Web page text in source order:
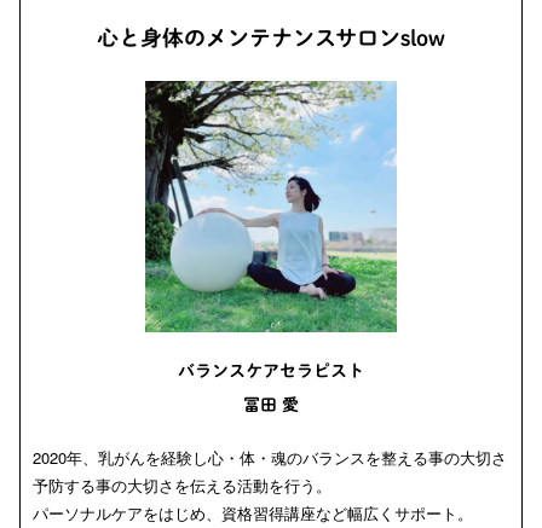
心と身体のメンテナンスサロンslow
バランスケアセラピスト
冨田 愛
2020年、乳がんを経験し心・体・魂のバランスを整える事の大切さ
予防する事の大切さを伝える活動を行う。
パーソナルケアをはじめ、資格習得講座など幅広くサポート。